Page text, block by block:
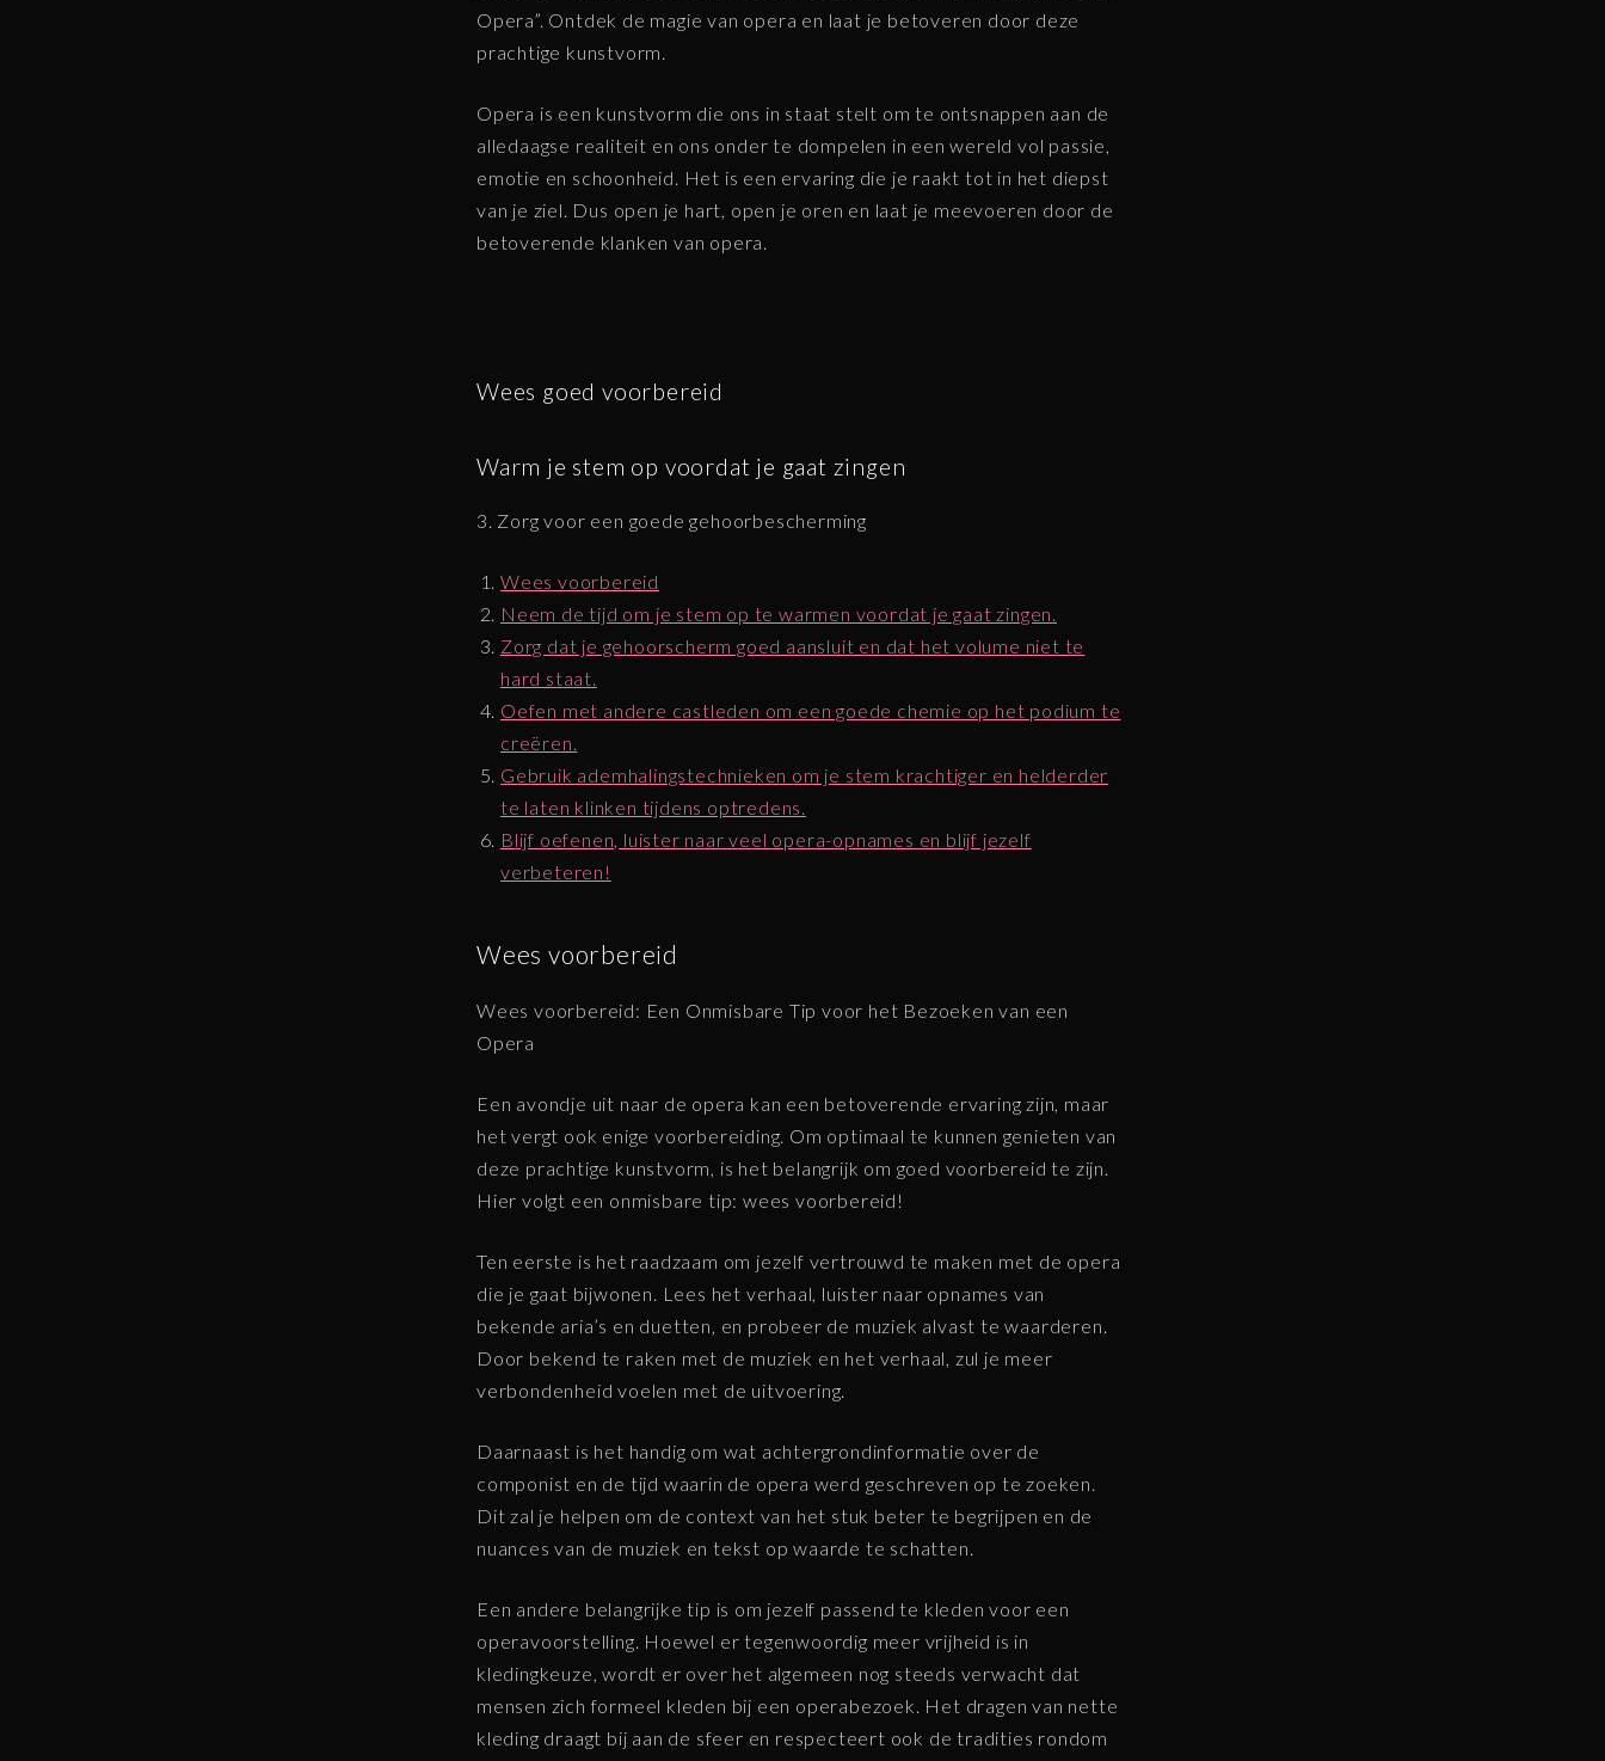
Opera”. Ontdek de magie van opera en laat je betoveren door deze
prachtige kunstvorm.
Opera is een kunstvorm die ons in staat stelt om te ontsnappen aan de
alledaagse realiteit en ons onder te dompelen in een wereld vol passie,
emotie en schoonheid. Het is een ervaring die je raakt tot in het diepst
van je ziel. Dus open je hart, open je oren en laat je meevoeren door de
betoverende klanken van opera.
Wees goed voorbereid
Warm je stem op voordat je gaat zingen
3. Zorg voor een goede gehoorbescherming
Wees voorbereid
Neem de tijd om je stem op te warmen voordat je gaat zingen.
Zorg dat je gehoorscherm goed aansluit en dat het volume niet te
hard staat.
Oefen met andere castleden om een goede chemie op het podium te
creëren.
Gebruik ademhalingstechnieken om je stem krachtiger en helderder
te laten klinken tijdens optredens.
Blijf oefenen, luister naar veel opera-opnames en blijf jezelf
verbeteren!
Wees voorbereid
Wees voorbereid: Een Onmisbare Tip voor het Bezoeken van een
Opera
Een avondje uit naar de opera kan een betoverende ervaring zijn, maar
het vergt ook enige voorbereiding. Om optimaal te kunnen genieten van
deze prachtige kunstvorm, is het belangrijk om goed voorbereid te zijn.
Hier volgt een onmisbare tip: wees voorbereid!
Ten eerste is het raadzaam om jezelf vertrouwd te maken met de opera
die je gaat bijwonen. Lees het verhaal, luister naar opnames van
bekende aria’s en duetten, en probeer de muziek alvast te waarderen.
Door bekend te raken met de muziek en het verhaal, zul je meer
verbondenheid voelen met de uitvoering.
Daarnaast is het handig om wat achtergrondinformatie over de
componist en de tijd waarin de opera werd geschreven op te zoeken.
Dit zal je helpen om de context van het stuk beter te begrijpen en de
nuances van de muziek en tekst op waarde te schatten.
Een andere belangrijke tip is om jezelf passend te kleden voor een
operavoorstelling. Hoewel er tegenwoordig meer vrijheid is in
kledingkeuze, wordt er over het algemeen nog steeds verwacht dat
mensen zich formeel kleden bij een operabezoek. Het dragen van nette
kleding draagt bij aan de sfeer en respecteert ook de tradities rondom